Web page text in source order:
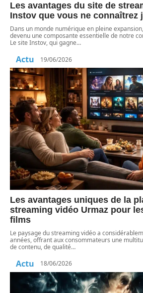
Les avantages du site de
Instov que vous ne connaîtrez
Dans un monde numérique en pleine
devenu une composante essentielle de notre
Le site Instov, qui gagne…
Actu 19/06/2026
Les avantages uniques de la
streaming vidéo Urmaz pour
films
Le paysage du streaming vidéo a
années, offrant aux consommateurs une
de contenu, de qualité…
Actu 18/06/2026